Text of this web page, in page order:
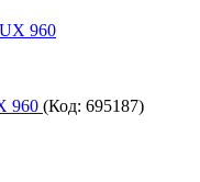
960 (Код: 695187)